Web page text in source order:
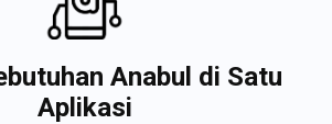
Anabul di Satu
Aplikasi